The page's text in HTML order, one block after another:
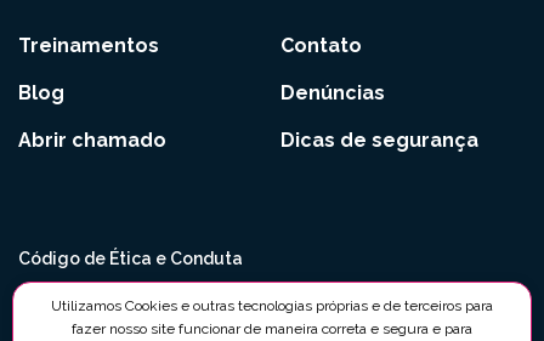
Treinamentos
Blog
Abrir chamado
Contato
Denúncias
Dicas de segurança
Código de Ética e Conduta
Políticas Anticorrupção e Antissuborno
Política de Segurança da Informação
Utilizamos Cookies e outras tecnologias próprias e de terceiros para
fazer nosso site funcionar de maneira correta e segura e para